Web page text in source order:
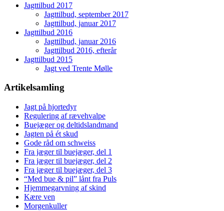
Jagttilbud 2017
Jagttilbud, september 2017
Jagttilbud, januar 2017
Jagttilbud 2016
Jagttilbud, januar 2016
Jagttilbud 2016, efterår
Jagttilbud 2015
Jagt ved Trente Mølle
Artikelsamling
Jagt på hjortedyr
Regulering af rævehvalpe
Buejæger og deltidslandmand
Jagten på ét skud
Gode råd om schweiss
Fra jæger til buejæger, del 1
Fra jæger til buejæger, del 2
Fra jæger til buejæger, del 3
“Med bue & pil” lånt fra Puls
Hjemmegarvning af skind
Kære ven
Morgenkuller